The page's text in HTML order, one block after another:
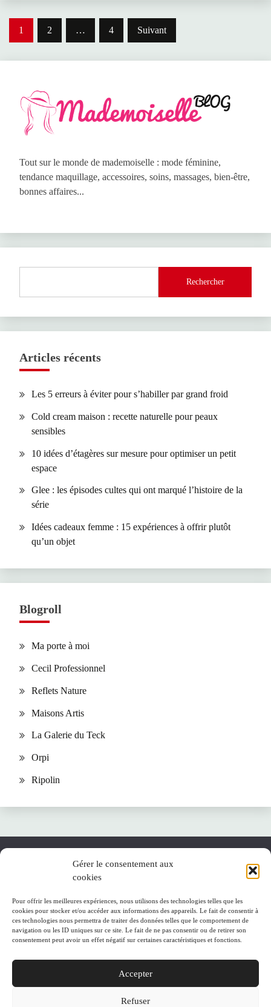
Gérer le consentement aux
cookies
Pour offrir les meilleures expériences, nous utilisons des technologies telles que les
cookies pour stocker et/ou accéder aux informations des appareils. Le fait de consentir à
ces technologies nous permettra de traiter des données telles que le comportement de
navigation ou les ID uniques sur ce site. Le fait de ne pas consentir ou de retirer son
consentement peut avoir un effet négatif sur certaines caractéristiques et fonctions.
Accepter
Refuser
Pagination
1 2 … 4 Suivant
Tout sur le monde de mademoiselle : mode féminine,
tendance maquillage, accessoires, soins, massages, bien-être,
bonnes affaires...
Rechercher
Articles récents
Les 5 erreurs à éviter pour s’habiller par grand froid
Cold cream maison : recette naturelle pour peaux
sensibles
10 idées d’étagères sur mesure pour optimiser un petit
espace
Glee : les épisodes cultes qui ont marqué l’histoire de la
série
Idées cadeaux femme : 15 expériences à offrir plutôt
qu’un objet
Blogroll
Ma porte à moi
Cecil Professionnel
Reflets Nature
Maisons Artis
La Galerie du Teck
Orpi
Ripolin
Accueil
Plan du site
Politique de cookies (UE)